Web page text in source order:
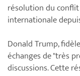
résolution du
internationale
Donald Trump,
échanges de "très
discussions. Cette